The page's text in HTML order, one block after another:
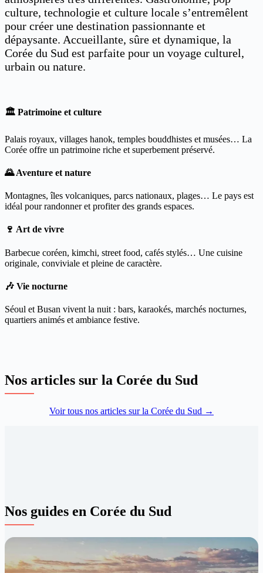
culture, technologie et culture locale s’entremêlent
pour créer une destination passionnante et
dépaysante. Accueillante, sûre et dynamique, la
Corée du Sud est parfaite pour un voyage culturel,
urbain ou nature.
🏛 Patrimoine et culture
Palais royaux, villages hanok, temples bouddhistes et musées… La
Corée offre un patrimoine riche et superbement préservé.
🌄 Aventure et nature
Montagnes, îles volcaniques, parcs nationaux, plages… Le pays est
idéal pour randonner et profiter des grands espaces.
🍷 Art de vivre
Barbecue coréen, kimchi, street food, cafés stylés… Une cuisine
originale, conviviale et pleine de caractère.
🎶 Vie nocturne
Séoul et Busan vivent la nuit : bars, karaokés, marchés nocturnes,
quartiers animés et ambiance festive.
Nos articles sur la Corée du Sud
Voir tous nos articles sur la Corée du Sud →
Nos guides en Corée du Sud